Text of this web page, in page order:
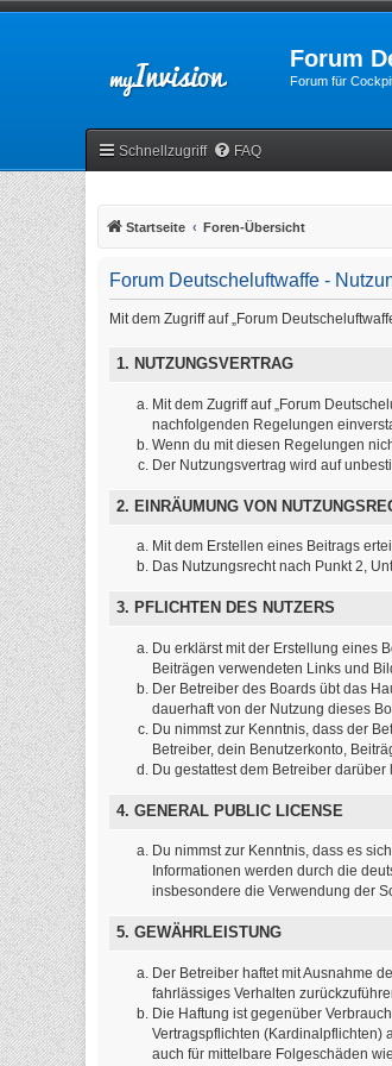
Forum
Forum für
Schnellzugriff FAQ
Startseite Foren-Übersicht
Forum Deutscheluftwaffe -
Mit dem Zugriff auf „Forum
1. NUTZUNGSVERTRAG
Mit dem Zugriff auf „Forum
nachfolgenden Regelungen
Wenn du mit diesen Regelungen
Der Nutzungsvertrag wird auf
2. EINRÄUMUNG VON
Mit dem Erstellen eines Beitrags
Das Nutzungsrecht nach Punkt 2,
3. PFLICHTEN DES NUTZERS
Du erklärst mit der Erstellung eines
Beiträgen verwendeten Links und
Der Betreiber des Boards übt das
dauerhaft von der Nutzung dieses
Du nimmst zur Kenntnis, dass der
Betreiber, dein Benutzerkonto,
Du gestattest dem Betreiber
4. GENERAL PUBLIC LICENSE
Du nimmst zur Kenntnis, dass es
Informationen werden durch die
insbesondere die Verwendung der
5. GEWÄHRLEISTUNG
Der Betreiber haftet mit Ausnahme
fahrlässiges Verhalten
Die Haftung ist gegenüber
Vertragspflichten (Kardinalpflichten)
auch für mittelbare Folgeschäden